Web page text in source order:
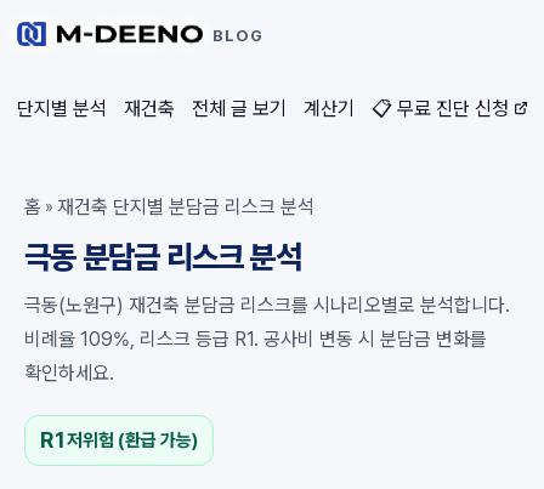
BLOG
단지별 분석 재건축 전체 글 보기 계산기 📋 무료 진단 신청
홈 » 재건축 단지별 분담금 리스크 분석
극동 분담금 리스크 분석
극동(노원구) 재건축 분담금 리스크를 시나리오별로 분석합니다.
비례율 109%, 리스크 등급 R1. 공사비 변동 시 분담금 변화를
확인하세요.
R1저위험 (환급 가능)